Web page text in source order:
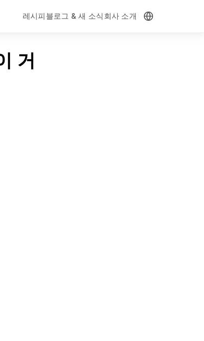
레시피 블로그 & 새 소식 회사 소개
거